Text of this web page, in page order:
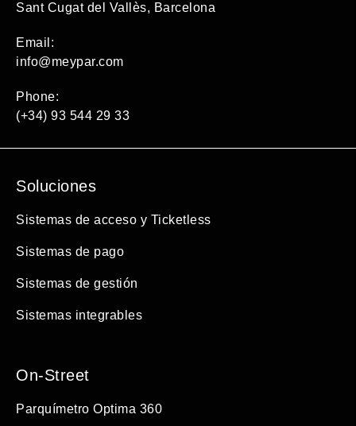
Sant Cugat del Vallès, Barcelona
Email:
info@meypar.com
Phone:
(+34) 93 544 29 33
Soluciones
Sistemas de acceso y Ticketless
Sistemas de pago
Sistemas de gestión
Sistemas integrables
On-Street
Parquímetro Optima 360